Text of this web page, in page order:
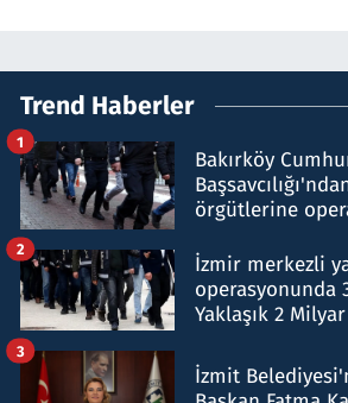
Trend Haberler
Bakırköy
örgütlerine
1
İzmir merkezli
operasyonunda
Yaklaşık 2
2
İzmit
3